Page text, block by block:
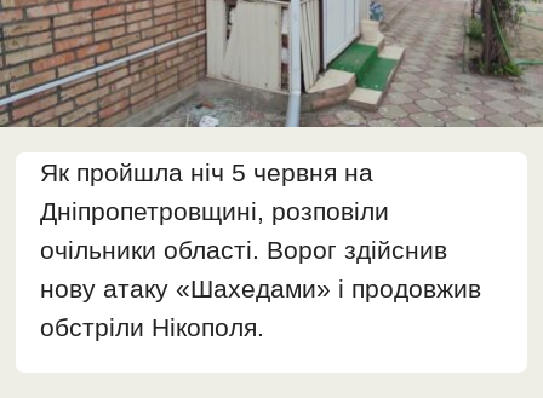
Як пройшла ніч 5 червня на
Дніпропетровщині, розповіли
очільники області. Ворог здійснив
нову атаку «Шахедами» і продовжив
обстріли Нікополя.